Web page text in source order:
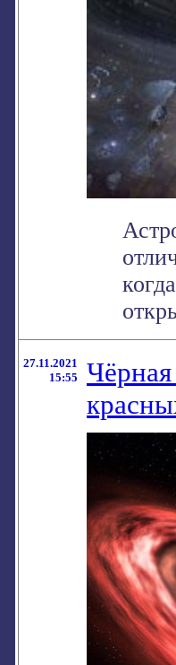
27.11.2021
15:55